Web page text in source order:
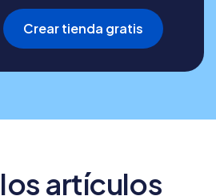
Crear tienda gratis
artículos